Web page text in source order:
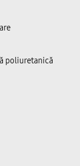
poliuretanică